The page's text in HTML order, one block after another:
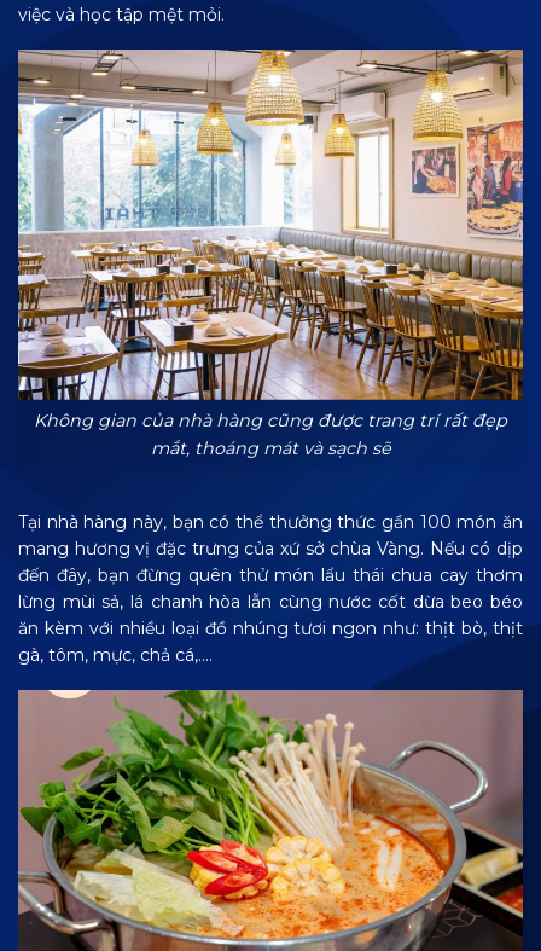
việc và học tập mệt mỏi.
Không gian của nhà hàng cũng được trang trí rất đẹp
mắt, thoáng mát và sạch sẽ
Tại nhà hàng này, bạn có thể thưởng thức gần 100 món ăn
mang hương vị đặc trưng của xứ sở chùa Vàng. Nếu có dịp
đến đây, bạn đừng quên thử món lẩu thái chua cay thơm
lừng mùi sả, lá chanh hòa lẫn cùng nước cốt dừa beo béo
ăn kèm với nhiều loại đồ nhúng tươi ngon như: thịt bò, thịt
gà, tôm, mực, chả cá,….